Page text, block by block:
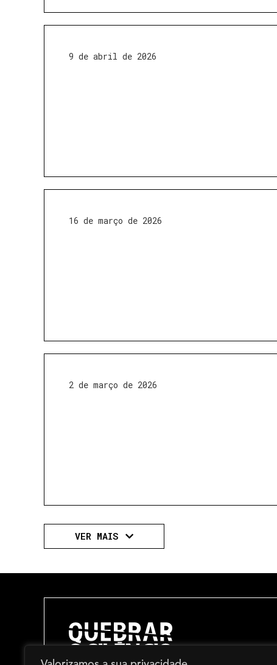
9 de abril de 2026
16 de março de 2026
2 de março de 2026
VER MAIS